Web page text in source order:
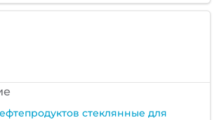
стеклянные для